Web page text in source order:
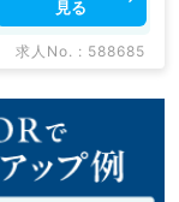
見る
求人No. : 588685